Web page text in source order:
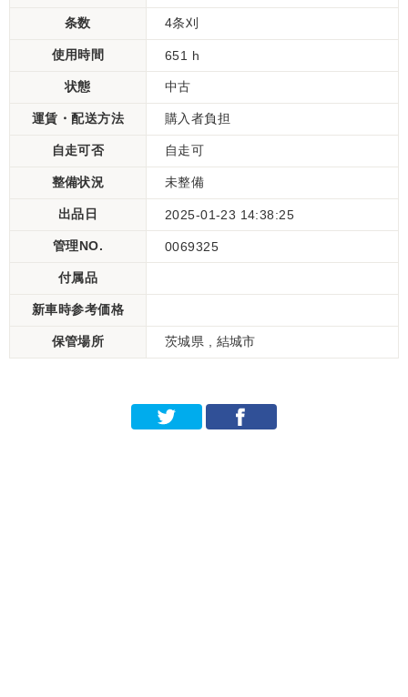
条数 4条刈
使用時間 651 h
状態 中古
運賃・配送方法 購入者負担
自走可否 自走可
整備状況 未整備
出品日 2025-01-23 14:38:25
管理NO. 0069325
付属品
新車時参考価格
保管場所 茨城県 , 結城市